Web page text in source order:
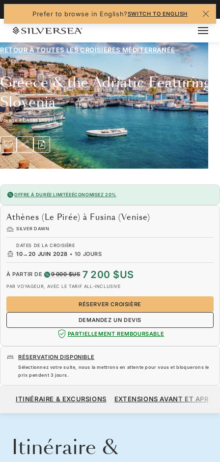
Prefer to browse in English?SWITCH TO ENGLISH
RETOUR À TOUTES LESCROISIÈRES MÉDITERRANÉE
Greece & the Adriatic Featuring
Slovenia
Voyage #DA280610010
OFFRE À DURÉE LIMITÉEÉCONOMISEZ 20%
Athènes (Le Pirée) à Fusina (Venise)
SILVER DAWN
DATES DE LA CROISIÈRE
10→ 20 JUIN 2028 • 10 JOURS
À PARTIR DE 9 000 $US 7 200 $US
PAR VOYAGEUR, AVEC LE TARIF ALL-INCLUSIVE
RÉSERVER CROISIÈRE
DEMANDEZ UN DEVIS
PARTIELLEMENT REMBOURSABLE
RÉSERVATION DISPONIBLE
Sélectionnez votre suite, nous la mettrons en attente pour vous et bloquerons le
prix pendent 3 jours.
À PARTIR DE 7 200 $US
ITINÉRAIRE & EXCURSIONS EXTENSIONS AVANT ET APRÈS
Itinéraire &